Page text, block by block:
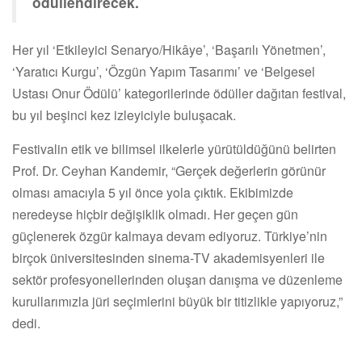
Her yıl ‘Etkileyici Senaryo/Hikâye’, ‘Başarılı Yönetmen’,
‘Yaratıcı Kurgu’, ‘Özgün Yapım Tasarımı’ ve ‘Belgesel
Ustası Onur Ödülü’ kategorilerinde ödüller dağıtan festival,
bu yıl beşinci kez izleyiciyle buluşacak.
Festivalin etik ve bilimsel ilkelerle yürütüldüğünü belirten
Prof. Dr. Ceyhan Kandemir, “Gerçek değerlerin görünür
olması amacıyla 5 yıl önce yola çıktık. Ekibimizde
neredeyse hiçbir değişiklik olmadı. Her geçen gün
güçlenerek özgür kalmaya devam ediyoruz. Türkiye’nin
birçok üniversitesinden sinema-TV akademisyenleri ile
sektör profesyonellerinden oluşan danışma ve düzenleme
kurullarımızla jüri seçimlerini büyük bir titizlikle yapıyoruz,”
dedi.